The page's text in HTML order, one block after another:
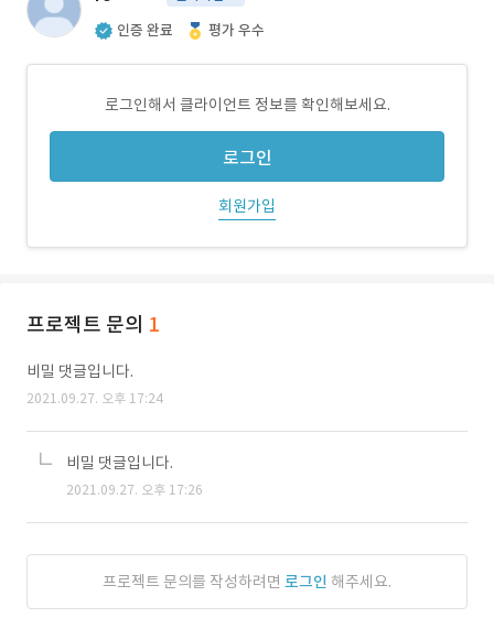
인증 완료 평가 우수
로그인해서 클라이언트 정보를 확인해보세요.
로그인
회원가입
프로젝트 문의 1
비밀 댓글입니다.
2021.09.27. 오후 17:24
비밀 댓글입니다.
2021.09.27. 오후 17:26
프로젝트 문의를 작성하려면 로그인 해주세요.